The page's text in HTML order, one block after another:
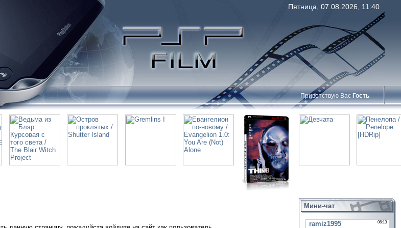
Пятница, 07.08.2026, 11:40
Приветствую Вас Гость
Мини-чат